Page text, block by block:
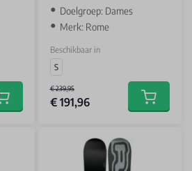
Add to cart
Doelgroep: Dames
Merk: Rome
Beschikbaar in
S
€ 239,95
€ 191,96 Add to